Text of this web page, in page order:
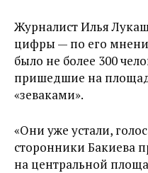
Журналист Илья
цифры — по его
было не более 300
пришедшие на
«зеваками».
«Они уже устали,
сторонники Бакиева
на центральной